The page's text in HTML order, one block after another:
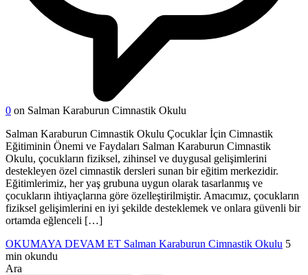
0 on Salman Karaburun Cimnastik Okulu
Salman Karaburun Cimnastik Okulu Çocuklar İçin Cimnastik
Eğitiminin Önemi ve Faydaları Salman Karaburun Cimnastik
Okulu, çocukların fiziksel, zihinsel ve duygusal gelişimlerini
destekleyen özel cimnastik dersleri sunan bir eğitim merkezidir.
Eğitimlerimiz, her yaş grubuna uygun olarak tasarlanmış ve
çocukların ihtiyaçlarına göre özelleştirilmiştir. Amacımız, çocukların
fiziksel gelişimlerini en iyi şekilde desteklemek ve onlara güvenli bir
ortamda eğlenceli […]
OKUMAYA DEVAM ET Salman Karaburun Cimnastik Okulu 5
min okundu
Ara